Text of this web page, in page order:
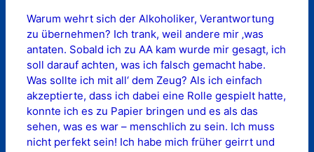
Warum wehrt sich der Alkoholiker, Verantwortung
zu übernehmen? Ich trank, weil andere mir ‚was
antaten. Sobald ich zu AA kam wurde mir gesagt, ich
soll darauf achten, was ich falsch gemacht habe.
Was sollte ich mit all‘ dem Zeug? Als ich einfach
akzeptierte, dass ich dabei eine Rolle gespielt hatte,
konnte ich es zu Papier bringen und es als das
sehen, was es war – menschlich zu sein. Ich muss
nicht perfekt sein! Ich habe mich früher geirrt und